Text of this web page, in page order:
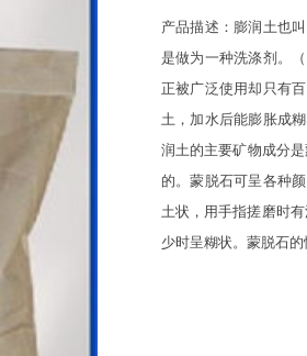
产品描述：膨润土也
是做为一种洗涤剂。
正被广泛使用却只有
土，加水后能膨胀成
润土的主要矿物成分
的。蒙脱石可呈各种
土状，用手指搓磨时
少时呈糊状。蒙脱石